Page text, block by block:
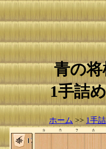
青の
1手詰
ホーム >> 1手